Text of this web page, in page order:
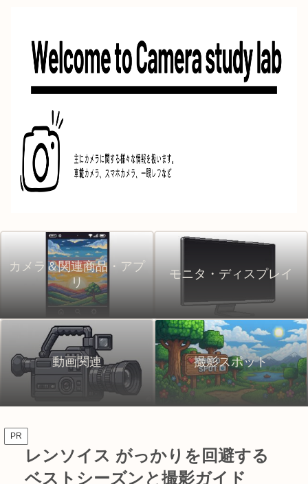
カメラ＆関連商品・アプ
リ
モニタ・ディスプレイ
動画関連 撮影スポット
PR
レンソイス がっかりを回避する
ベストシーズンと撮影ガイド